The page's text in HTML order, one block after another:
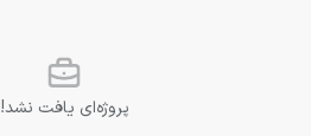
پروژه‌ای یافت نشد!